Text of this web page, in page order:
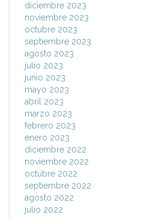
diciembre 2023
noviembre 2023
octubre 2023
septiembre 2023
agosto 2023
julio 2023
junio 2023
mayo 2023
abril 2023
marzo 2023
febrero 2023
enero 2023
diciembre 2022
noviembre 2022
octubre 2022
septiembre 2022
agosto 2022
julio 2022